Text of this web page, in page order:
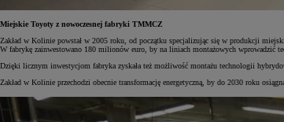
Miejskie Toyoty z nowoczesnej fabryki TMMCZ
Zakład w Kolinie powstał w 2005 roku, od początku specjalizując się w produkcji
W fabrykę zainwestowano 180 milionów euro, by na liniach montażowych wprowadzić
Dzięki licznym inwestycjom fabryka zyskała też możliwość montażu technologii
Zakład w Kolinie przechodzi obecnie transformację energetyczną, by do 2030 roku